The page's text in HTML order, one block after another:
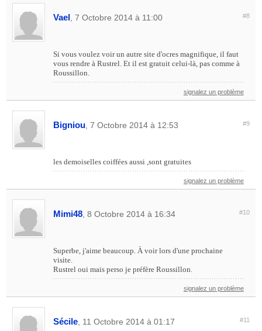
Vael , 7 Octobre 2014 à 11:00 #8
Si vous voulez voir un autre site d'ocres magnifique, il faut
vous rendre à Rustrel. Et il est gratuit celui-là, pas comme à
Roussillon.
signalez un problème
Bigniou , 7 Octobre 2014 à 12:53 #9
les demoiselles coiffées aussi ,sont gratuites
signalez un problème
Mimi48 , 8 Octobre 2014 à 16:34 #10
Superbe, j'aime beaucoup. À voir lors d'une prochaine
visite.
Rustrel oui mais perso je préfère Roussillon.
signalez un problème
Sécile , 11 Octobre 2014 à 01:17 #11